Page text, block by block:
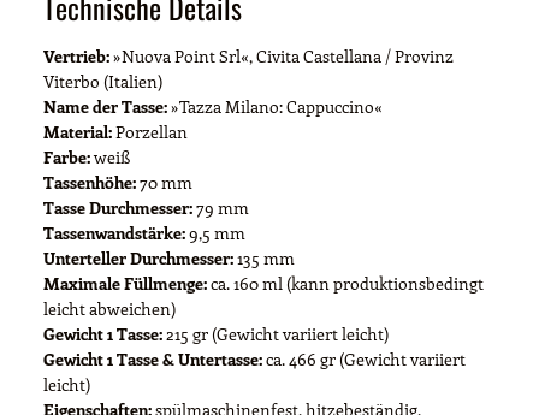
Vertrieb:»Nuova Point Srl«, Civita Castellana / Provinz
Viterbo (Italien)
Name der Tasse:»Tazza Milano: Cappuccino«
Material:Porzellan
Farbe:weiß
Tassenhöhe:70 mm
Tasse Durchmesser:79 mm
Tassenwandstärke:9,5 mm
Unterteller Durchmesser:135 mm
Maximale Füllmenge:ca. 160 ml (kann produktionsbedingt
leicht abweichen)
Gewicht 1 Tasse:215 gr (Gewicht variiert leicht)
Gewicht 1 Tasse & Untertasse:ca. 466 gr (Gewicht variiert
leicht)
Eigenschaften:spülmaschinenfest, hitzebeständig,